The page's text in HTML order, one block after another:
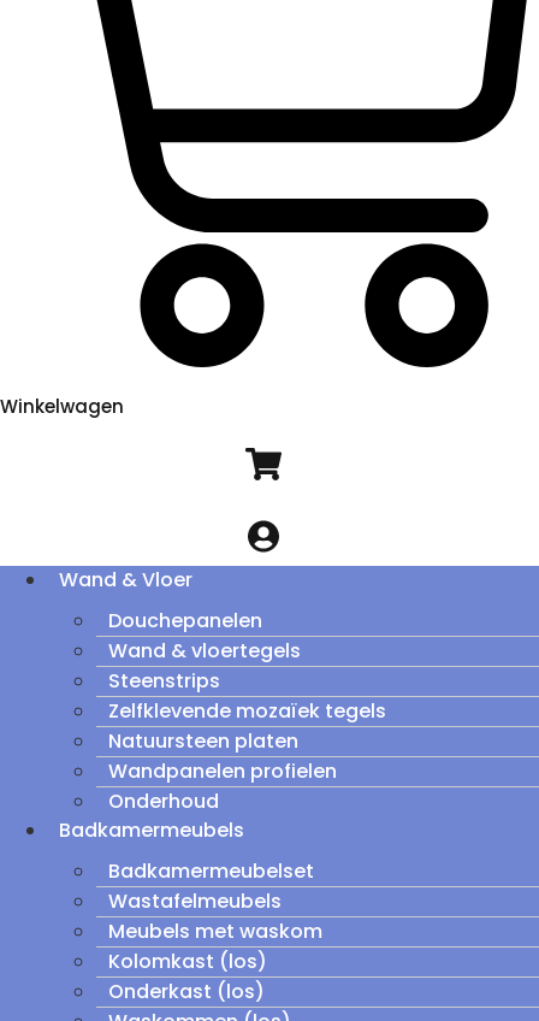
Winkelwagen
Wand & Vloer
Douchepanelen
Wand & vloertegels
Steenstrips
Zelfklevende mozaïek tegels
Natuursteen platen
Wandpanelen profielen
Onderhoud
Badkamermeubels
Badkamermeubelset
Wastafelmeubels
Meubels met waskom
Kolomkast (los)
Onderkast (los)